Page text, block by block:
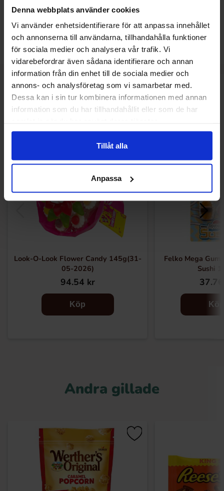
Denna webbplats använder cookies
Vi använder enhetsidentifierare för att anpassa innehållet
och annonserna till användarna, tillhandahålla funktioner
för sociala medier och analysera vår trafik. Vi
vidarebefordrar även sådana identifierare och annan
information från din enhet till de sociala medier och
annons- och analysföretag som vi samarbetar med.
Dessa kan i sin tur kombinera informationen med annan
information som du har tillhandahållit eller som de har
Tillåt alla
Anpassa
Prishistorik
Lägsta pris senaste 30 dagarna är 49.90 kr (2026-08-06)
Relaterade produkter
Look-O-Look Flower Candy 145g(31-
05-2026)
94.54 kr
Köp
Felko Mega
Sushi
Köp
Andra gillade